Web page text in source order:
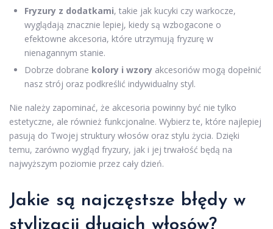
Fryzury z dodatkami, takie jak kucyki czy warkocze,
wyglądają znacznie lepiej, kiedy są wzbogacone o
efektowne akcesoria, które utrzymują fryzurę w
nienagannym stanie.
Dobrze dobrane kolory i wzory akcesoriów mogą dopełnić
nasz strój oraz podkreślić indywidualny styl.
Nie należy zapominać, że akcesoria powinny być nie tylko
estetyczne, ale również funkcjonalne. Wybierz te, które najlepiej
pasują do Twojej struktury włosów oraz stylu życia. Dzięki
temu, zarówno wygląd fryzury, jak i jej trwałość będą na
najwyższym poziomie przez cały dzień.
Jakie są najczęstsze błędy w
stylizacji długich włosów?